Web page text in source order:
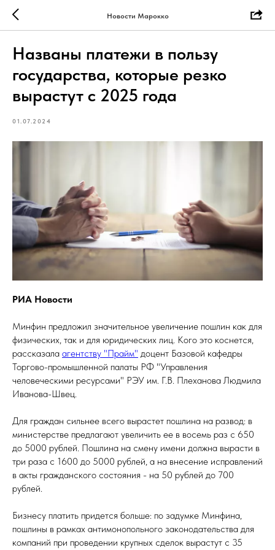
Новости Марокко
Названы платежи в пользу
государства, которые резко
вырастут с 2025 года
01.07.2024
РИА Новости
Минфин предложил значительное увеличение пошлин как для
физических, так и для юридических лиц. Кого это коснется,
рассказала агентству "Прайм" доцент Базовой кафедры
Торгово-промышленной палаты РФ "Управления
человеческими ресурсами" РЭУ им. Г.В. Плеханова Людмила
Иванова-Швец.
Для граждан сильнее всего вырастет пошлина на развод: в
министерстве предлагают увеличить ее в восемь раз с 650
до 5000 рублей. Пошлина на смену имени должна вырасти в
три раза с 1600 до 5000 рублей, а на внесение исправлений
в акты гражданского состояния - на 50 рублей до 700
рублей.
Бизнесу платить придется больше: по задумке Минфина,
пошлины в рамках антимонопольного законодательства для
компаний при проведении крупных сделок вырастут с 35